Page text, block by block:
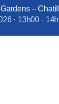
–
· 13h00 -